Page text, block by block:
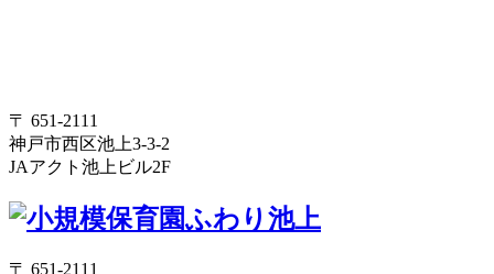
〒 651-2111
神戸市西区池上3-3-2
JAアクト池上ビル2F
〒 651-2111